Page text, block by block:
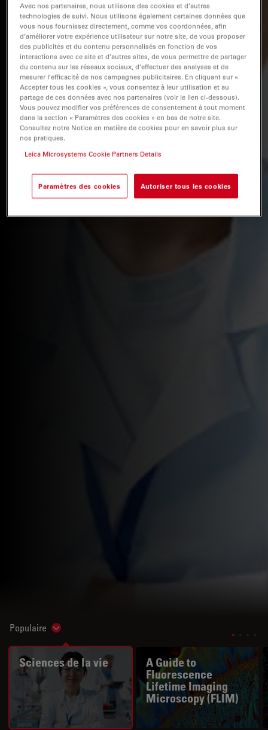
Populaire Show subnavigation
Sciences de la vie
A Guide to
Fluorescence
Lifetime Imaging
Microscopy (FLIM)
Avec nos partenaires, nous utilisons des cookies et d’autres
technologies de suivi. Nous utilisons également certaines données que
vous nous fournissez directement, comme vos coordonnées, afin
d’améliorer votre expérience utilisateur sur notre site, de vous proposer
des publicités et du contenu personnalisés en fonction de vos
interactions avec ce site et d’autres sites, de vous permettre de partager
du contenu sur les réseaux sociaux, d’effectuer des analyses et de
mesurer l’efficacité de nos campagnes publicitaires. En cliquant sur «
Accepter tous les cookies », vous consentez à leur utilisation et au
partage de ces données avec nos partenaires (voir le lien ci-dessous).
Vous pouvez modifier vos préférences de consentement à tout moment
dans la section « Paramètres des cookies » en bas de notre site.
Consultez notre Notice en matière de cookies pour en savoir plus sur
nos pratiques.
Leica Microsystems Cookie Partners Details
Paramètres des cookies Autoriser tous les cookies